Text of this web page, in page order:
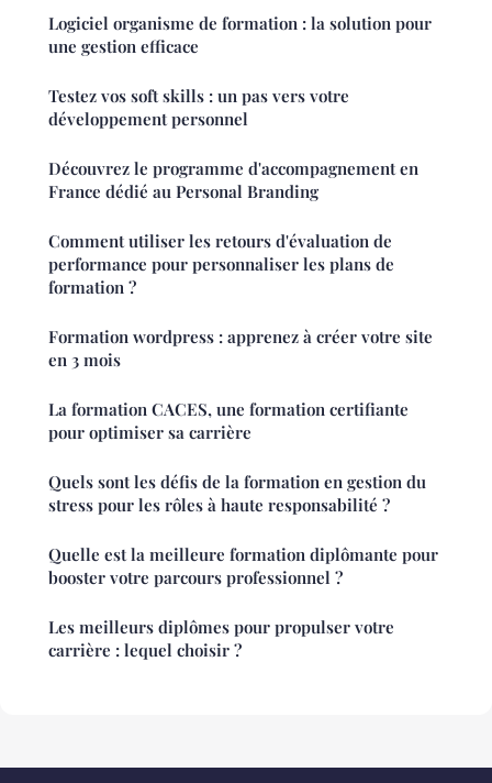
Logiciel organisme de formation : la solution pour
une gestion efficace
Testez vos soft skills : un pas vers votre
développement personnel
Découvrez le programme d'accompagnement en
France dédié au Personal Branding
Comment utiliser les retours d'évaluation de
performance pour personnaliser les plans de
formation ?
Formation wordpress : apprenez à créer votre site
en 3 mois
La formation CACES, une formation certifiante
pour optimiser sa carrière
Quels sont les défis de la formation en gestion du
stress pour les rôles à haute responsabilité ?
Quelle est la meilleure formation diplômante pour
booster votre parcours professionnel ?
Les meilleurs diplômes pour propulser votre
carrière : lequel choisir ?